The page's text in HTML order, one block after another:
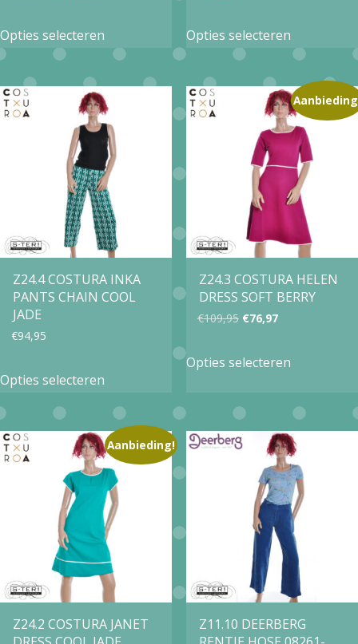
was:
is:
Opties selecteren
product
meerdere
variaties.
Deze
optie
kan
gekozen
worden
op
de
Opties selecteren
product
meerdere
variaties.
Deze
optie
kan
gekozen
worden
op
de
Z24.4 COSTURA INKA
PANTS CHAIN COOL
JADE
€94,95
Opties selecteren
heeft
meerdere
variaties.
Deze
optie
kan
gekozen
worden
op
Z24.3 COSTURA HELEN
DRESS SOFT BERRY
€109,95 Oorspronkelijke
was:
€76,97Huidige
is:
Opties selecteren
meerdere
variaties.
Deze
optie
kan
gekozen
worden
op
de
Aanbieding!
Z24.2 COSTURA JANET
Z11.10 DEERBERG